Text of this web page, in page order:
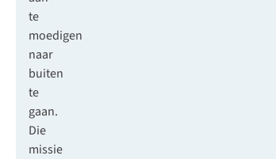
te
moedigen
naar
buiten
te
gaan.
Die
missie